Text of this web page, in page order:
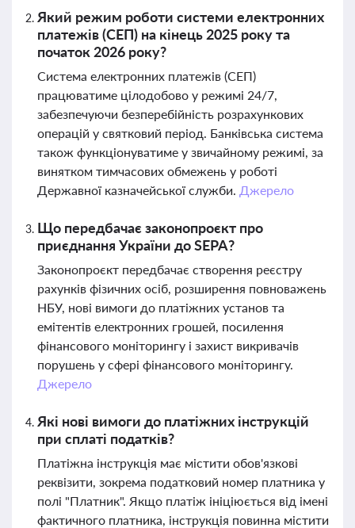
Який режим роботи системи електронних
платежів (СЕП) на кінець 2025 року та
початок 2026 року?
Система електронних платежів (СЕП)
працюватиме цілодобово у режимі 24/7,
забезпечуючи безперебійність розрахункових
операцій у святковий період. Банківська система
також функціонуватиме у звичайному режимі, за
винятком тимчасових обмежень у роботі
Державної казначейської служби. Джерело
Що передбачає законопроєкт про
приєднання України до SEPA?
Законопроєкт передбачає створення реєстру
рахунків фізичних осіб, розширення повноважень
НБУ, нові вимоги до платіжних установ та
емітентів електронних грошей, посилення
фінансового моніторингу і захист викривачів
порушень у сфері фінансового моніторингу.
Джерело
Які нові вимоги до платіжних інструкцій
при сплаті податків?
Платіжна інструкція має містити обов'язкові
реквізити, зокрема податковий номер платника у
полі "Платник". Якщо платіж ініціюється від імені
фактичного платника, інструкція повинна містити